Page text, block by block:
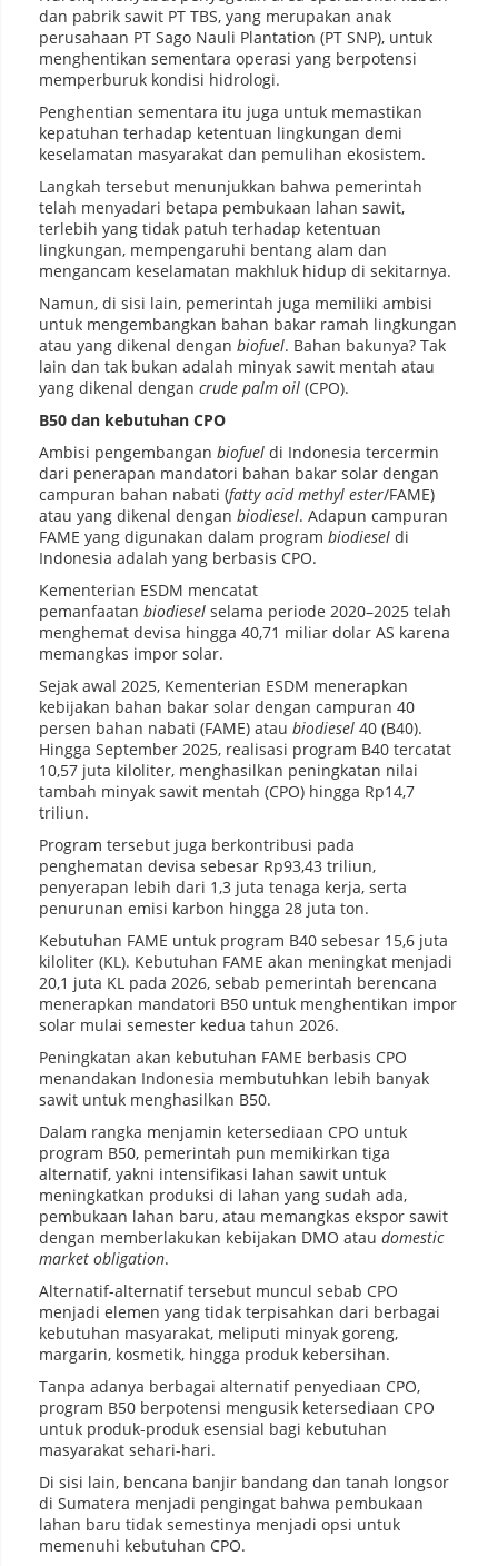
dan pabrik sawit PT TBS, yang merupakan anak
perusahaan PT Sago Nauli Plantation (PT SNP), untuk
menghentikan sementara operasi yang berpotensi
memperburuk kondisi hidrologi.
Penghentian sementara itu juga untuk memastikan
kepatuhan terhadap ketentuan lingkungan demi
keselamatan masyarakat dan pemulihan ekosistem.
Langkah tersebut menunjukkan bahwa pemerintah
telah menyadari betapa pembukaan lahan sawit,
terlebih yang tidak patuh terhadap ketentuan
lingkungan, mempengaruhi bentang alam dan
mengancam keselamatan makhluk hidup di sekitarnya.
Namun, di sisi lain, pemerintah juga memiliki ambisi
untuk mengembangkan bahan bakar ramah lingkungan
atau yang dikenal dengan biofuel. Bahan bakunya? Tak
lain dan tak bukan adalah minyak sawit mentah atau
yang dikenal dengan crude palm oil (CPO).
B50 dan kebutuhan CPO
Ambisi pengembangan biofuel di Indonesia tercermin
dari penerapan mandatori bahan bakar solar dengan
campuran bahan nabati (fatty acid methyl ester/FAME)
atau yang dikenal dengan biodiesel. Adapun campuran
FAME yang digunakan dalam program biodiesel di
Indonesia adalah yang berbasis CPO.
Kementerian ESDM mencatat
pemanfaatan biodiesel selama periode 2020–2025 telah
menghemat devisa hingga 40,71 miliar dolar AS karena
memangkas impor solar.
Sejak awal 2025, Kementerian ESDM menerapkan
kebijakan bahan bakar solar dengan campuran 40
persen bahan nabati (FAME) atau biodiesel 40 (B40).
Hingga September 2025, realisasi program B40 tercatat
10,57 juta kiloliter, menghasilkan peningkatan nilai
tambah minyak sawit mentah (CPO) hingga Rp14,7
triliun.
Program tersebut juga berkontribusi pada
penghematan devisa sebesar Rp93,43 triliun,
penyerapan lebih dari 1,3 juta tenaga kerja, serta
penurunan emisi karbon hingga 28 juta ton.
Kebutuhan FAME untuk program B40 sebesar 15,6 juta
kiloliter (KL). Kebutuhan FAME akan meningkat menjadi
20,1 juta KL pada 2026, sebab pemerintah berencana
menerapkan mandatori B50 untuk menghentikan impor
solar mulai semester kedua tahun 2026.
Peningkatan akan kebutuhan FAME berbasis CPO
menandakan Indonesia membutuhkan lebih banyak
sawit untuk menghasilkan B50.
Dalam rangka menjamin ketersediaan CPO untuk
program B50, pemerintah pun memikirkan tiga
alternatif, yakni intensifikasi lahan sawit untuk
meningkatkan produksi di lahan yang sudah ada,
pembukaan lahan baru, atau memangkas ekspor sawit
dengan memberlakukan kebijakan DMO atau domestic
market obligation.
Alternatif-alternatif tersebut muncul sebab CPO
menjadi elemen yang tidak terpisahkan dari berbagai
kebutuhan masyarakat, meliputi minyak goreng,
margarin, kosmetik, hingga produk kebersihan.
Tanpa adanya berbagai alternatif penyediaan CPO,
program B50 berpotensi mengusik ketersediaan CPO
untuk produk-produk esensial bagi kebutuhan
masyarakat sehari-hari.
Di sisi lain, bencana banjir bandang dan tanah longsor
di Sumatera menjadi pengingat bahwa pembukaan
lahan baru tidak semestinya menjadi opsi untuk
memenuhi kebutuhan CPO.